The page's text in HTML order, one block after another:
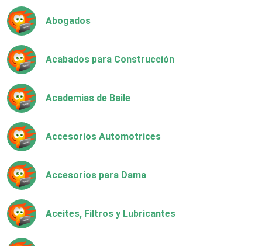
Abogados
Acabados para Construcción
Academias de Baile
Accesorios Automotrices
Accesorios para Dama
Aceites, Filtros y Lubricantes